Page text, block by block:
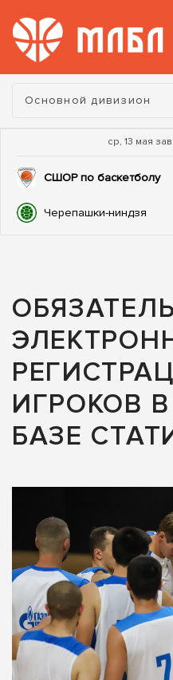
Турнир:
Основной дивизион
ср, 13 мая
СШОР по баскетболу
Черепашки-ниндзя
ИГРОКОВ
БАЗЕ